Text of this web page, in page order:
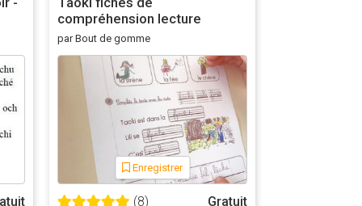
sur 10 propositions.
compréhension lecture
par Bout de gomme
Enregistrer
(8)
Gratuit